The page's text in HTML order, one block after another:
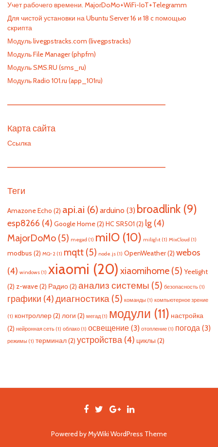
Учет рабочего времени. MajorDoMo+WiFi-IoT+Telegramm
Для чистой установки на Ubuntu Server 16 и 18 c помощью
скрипта
Модуль livegpstracks.com (livegpstracks)
Модуль File Manager (phpfm)
Модуль SMS.RU (sms_ru)
Модуль Radio 101.ru (app_101ru)
—————————————————————————
Карта сайта
Ссылка
—————————————————————————
Теги
Amazone Echo (2) api.ai (6) arduino (3) broadlink (9)
esp8266 (4) Google Home(2) HC SR501 (2) lg (4)
MajorDoMo (5) megad (1) miIO (10) milight (1) MixCloud (1)
modbus (2) MQ-2 (1) mqtt (5) node.js (1) OpenWeather(2) webos
(4) windows (1) xiaomi (20) xiaomihome (5) Yeelight
(2) z-wave(2) Радио(2) анализ системы (5) безопасность (1)
графики (4)диагностика (5) команды (1) компьютерное зрение
(1) контроллер(2) логи (2) мегад(1) модули (11) настройка
(2) нейронная сеть (1) облако (1) освещение (3) отопление (1) погода (3)
режимы (1) терминал(2) устройства (4) циклы (2)
Powered byMyWiki WordPress Theme